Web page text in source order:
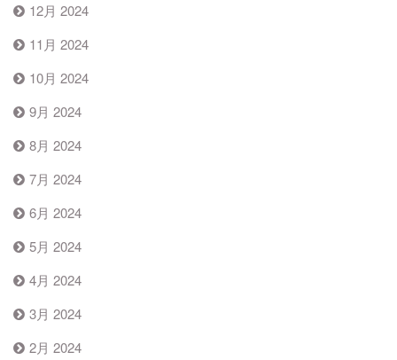
12月 2024
11月 2024
10月 2024
9月 2024
8月 2024
7月 2024
6月 2024
5月 2024
4月 2024
3月 2024
2月 2024